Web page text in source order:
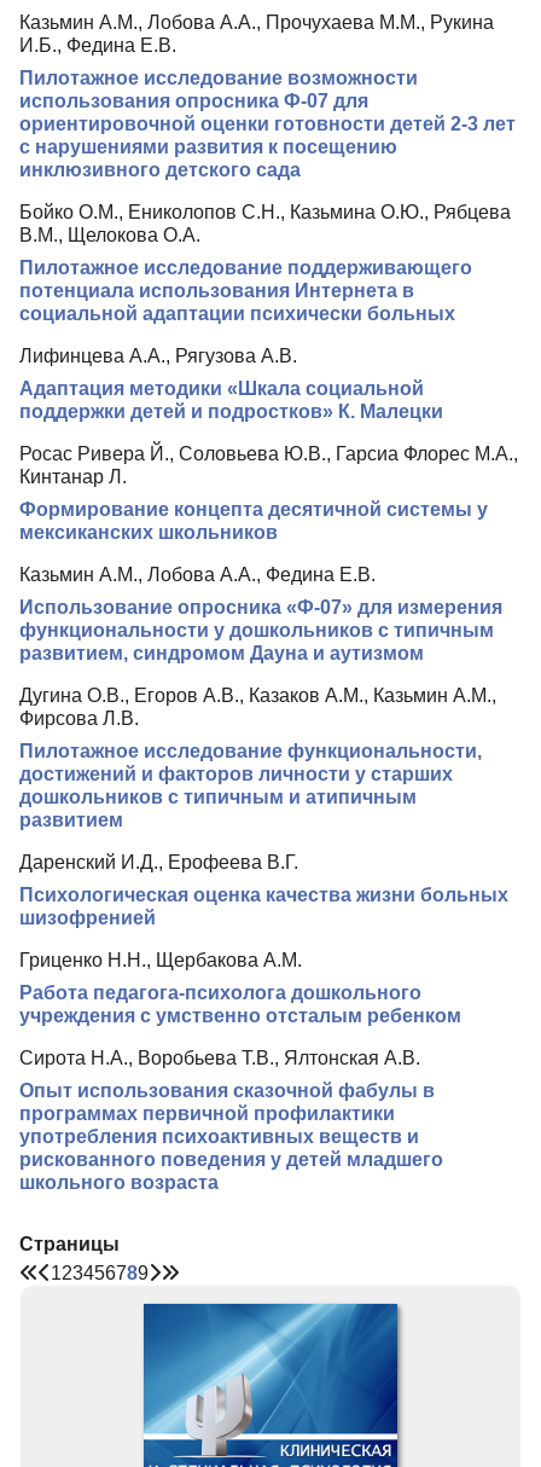
Рубрики
Препринты
Контакты
Казьмин А.М., Лобова А.А., Прочухаева М.М., Рукина
И.Б., Федина Е.В.
Пилотажное исследование возможности
использования опросника Ф-07 для
ориентировочной оценки готовности детей 2-3 лет
с нарушениями развития к посещению
инклюзивного детского сада
Бойко О.М., Ениколопов С.Н., Казьмина О.Ю., Рябцева
В.М., Щелокова О.А.
Пилотажное исследование поддерживающего
потенциала использования Интернета в
социальной адаптации психически больных
Лифинцева А.А., Рягузова А.В.
Адаптация методики «Шкала социальной
поддержки детей и подростков» К. Малецки
Росас Ривера Й., Соловьева Ю.В., Гарсиа Флорес М.А.,
Кинтанар Л.
Формирование концепта десятичной системы у
мексиканских школьников
Казьмин А.М., Лобова А.А., Федина Е.В.
Использование опросника «Ф-07» для измерения
функциональности у дошкольников с типичным
развитием, синдромом Дауна и аутизмом
Дугина О.В., Егоров А.В., Казаков А.М., Казьмин А.М.,
Фирсова Л.В.
Пилотажное исследование функциональности,
достижений и факторов личности у старших
дошкольников с типичным и атипичным
развитием
Даренский И.Д., Ерофеева В.Г.
Психологическая оценка качества жизни больных
шизофренией
Гриценко Н.Н., Щербакова А.М.
Работа педагога-психолога дошкольного
учреждения с умственно отсталым ребенком
Сирота Н.А., Воробьева Т.В., Ялтонская А.В.
Опыт использования сказочной фабулы в
программах первичной профилактики
употребления психоактивных веществ и
рискованного поведения у детей младшего
школьного возраста
Страницы
123456789